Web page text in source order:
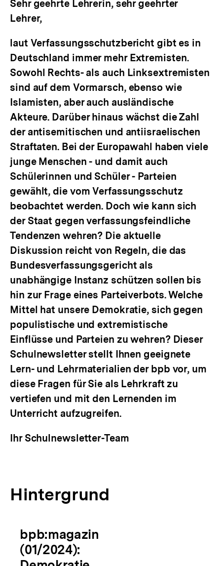
Sehr geehrte Lehrerin, sehr geehrter
Lehrer,
laut Verfassungsschutzbericht gibt es in
Deutschland immer mehr Extremisten.
Sowohl Rechts- als auch Linksextremisten
sind auf dem Vormarsch, ebenso wie
Islamisten, aber auch ausländische
Akteure. Darüber hinaus wächst die Zahl
der antisemitischen und antiisraelischen
Straftaten. Bei der Europawahl haben viele
junge Menschen - und damit auch
Schülerinnen und Schüler - Parteien
gewählt, die vom Verfassungsschutz
beobachtet werden. Doch wie kann sich
der Staat gegen verfassungsfeindliche
Tendenzen wehren? Die aktuelle
Diskussion reicht von Regeln, die das
Bundesverfassungsgericht als
unabhängige Instanz schützen sollen bis
hin zur Frage eines Parteiverbots. Welche
Mittel hat unsere Demokratie, sich gegen
populistische und extremistische
Einflüsse und Parteien zu wehren? Dieser
Schulnewsletter stellt Ihnen geeignete
Lern- und Lehrmaterialien der bpb vor, um
diese Fragen für Sie als Lehrkraft zu
vertiefen und mit den Lernenden im
Unterricht aufzugreifen.
Ihr Schulnewsletter-Team
Hintergrund
bpb:magazin
(01/2024):